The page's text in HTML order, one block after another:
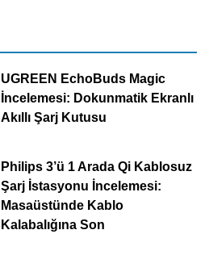
UGREEN EchoBuds Magic
İncelemesi: Dokunmatik Ekranlı
Akıllı Şarj Kutusu
Philips 3’ü 1 Arada Qi Kablosuz
Şarj İstasyonu İncelemesi:
Masaüstünde Kablo
Kalabalığına Son